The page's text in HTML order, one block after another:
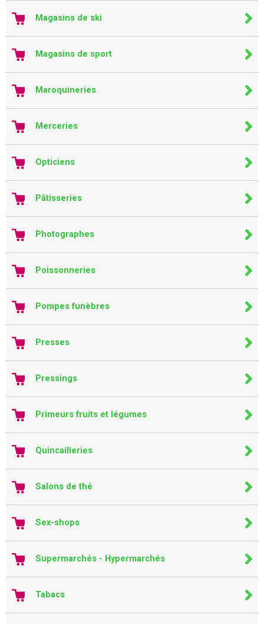
Magasins de ski
Magasins de sport
Maroquineries
Merceries
Opticiens
Pâtisseries
Photographes
Poissonneries
Pompes funèbres
Presses
Pressings
Primeurs fruits et légumes
Quincailleries
Salons de thé
Sex-shops
Supermarchés - Hypermarchés
Tabacs